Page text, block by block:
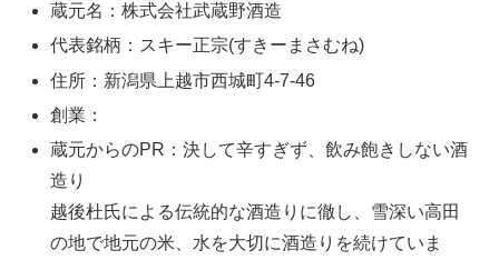
蔵元名：株式会社武蔵野酒造
代表銘柄：スキー正宗(すきーまさむね)
住所：新潟県上越市西城町4-7-46
創業：
蔵元からのPR：決して辛すぎず、飲み飽きしない酒
造り
越後杜氏による伝統的な酒造りに徹し、雪深い高田
の地で地元の米、水を大切に酒造りを続けていま